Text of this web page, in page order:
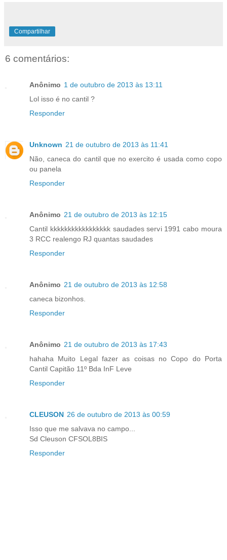
Compartilhar
6 comentários:
Anônimo 1 de outubro de 2013 às 13:11
Lol isso é no cantil ?
Responder
Unknown 21 de outubro de 2013 às 11:41
Não, caneca do cantil que no exercito é usada como copo
ou panela
Responder
Anônimo 21 de outubro de 2013 às 12:15
Cantil kkkkkkkkkkkkkkkkk saudades servi 1991 cabo moura
3 RCC realengo RJ quantas saudades
Responder
Anônimo 21 de outubro de 2013 às 12:58
caneca bizonhos.
Responder
Anônimo 21 de outubro de 2013 às 17:43
hahaha Muito Legal fazer as coisas no Copo do Porta
Cantil Capitão 11º Bda InF Leve
Responder
CLEUSON 26 de outubro de 2013 às 00:59
Isso que me salvava no campo...
Sd Cleuson CFSOL8BIS
Responder